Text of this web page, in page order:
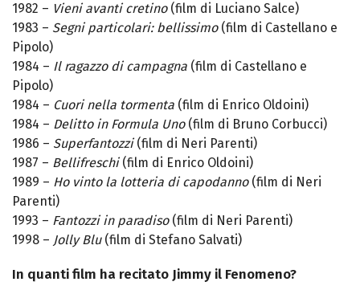
1982 – Vieni avanti cretino(film di Luciano Salce)
1983 – Segni particolari: bellissimo(film di Castellano e
Pipolo)
1984 – Il ragazzo di campagna (film di Castellano e
Pipolo)
1984 – Cuori nella tormenta (film di Enrico Oldoini)
1984 – Delitto in Formula Uno(film di Bruno Corbucci)
1986 – Superfantozzi(film di Neri Parenti)
1987 – Bellifreschi(film di Enrico Oldoini)
1989 – Ho vinto la lotteria di capodanno(film di Neri
Parenti)
1993 – Fantozzi in paradiso(film di Neri Parenti)
1998 – Jolly Blu(film di Stefano Salvati)
In quanti film ha recitato Jimmy il Fenomeno?